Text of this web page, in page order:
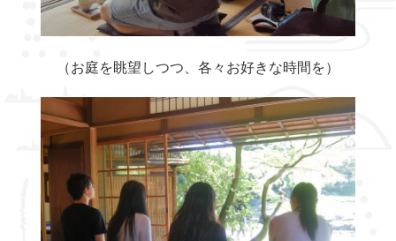
（お庭を眺望しつつ、各々お好きな時間を）